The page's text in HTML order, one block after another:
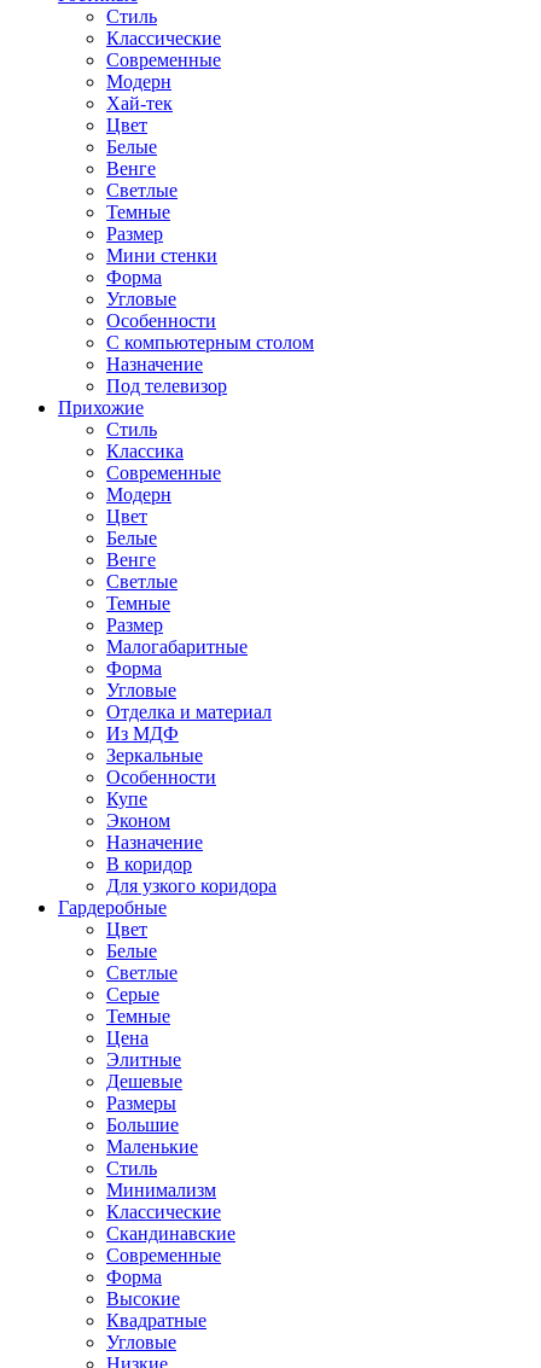
Стиль
Классические
Современные
Модерн
Хай-тек
Цвет
Белые
Венге
Светлые
Темные
Размер
Мини стенки
Форма
Угловые
Особенности
С компьютерным столом
Назначение
Под телевизор
Прихожие
Стиль
Классика
Современные
Модерн
Цвет
Белые
Венге
Светлые
Темные
Размер
Малогабаритные
Форма
Угловые
Отделка и материал
Из МДФ
Зеркальные
Особенности
Купе
Эконом
Назначение
В коридор
Для узкого коридора
Гардеробные
Цвет
Белые
Светлые
Серые
Темные
Цена
Элитные
Дешевые
Размеры
Большие
Маленькие
Стиль
Минимализм
Классические
Скандинавские
Современные
Форма
Высокие
Квадратные
Угловые
Низкие